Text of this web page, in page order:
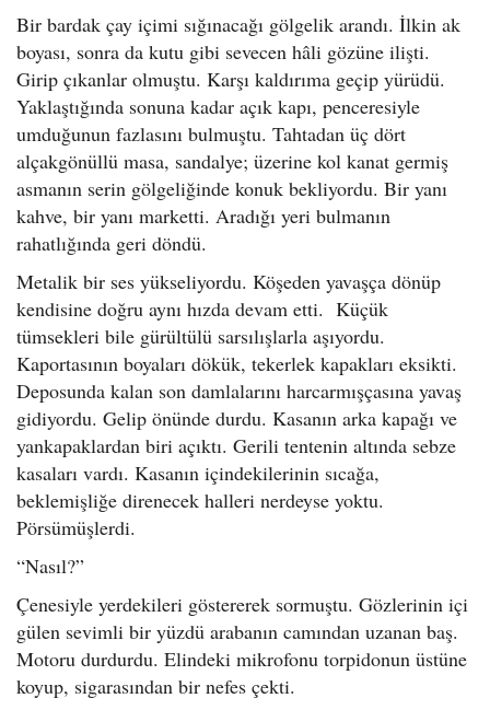
Bir bardak çay içimi sığınacağı gölgelik arandı. İlkin ak
boyası, sonra da kutu gibi sevecen hâli gözüne ilişti.
Girip çıkanlar olmuştu. Karşı kaldırıma geçip yürüdü.
Yaklaştığında sonuna kadar açık kapı, penceresiyle
umduğunun fazlasını bulmuştu. Tahtadan üç dört
alçakgönüllü masa, sandalye; üzerine kol kanat germiş
asmanın serin gölgeliğinde konuk bekliyordu. Bir yanı
kahve, bir yanı marketti. Aradığı yeri bulmanın
rahatlığında geri döndü.
Metalik bir ses yükseliyordu. Köşeden yavaşça dönüp
kendisine doğru aynı hızda devam etti. Küçük
tümsekleri bile gürültülü sarsılışlarla aşıyordu.
Kaportasının boyaları dökük, tekerlek kapakları eksikti.
Deposunda kalan son damlalarını harcarmışçasına yavaş
gidiyordu. Gelip önünde durdu. Kasanın arka kapağı ve
yankapaklardan biri açıktı. Gerili tentenin altında sebze
kasaları vardı. Kasanın içindekilerinin sıcağa,
beklemişliğe direnecek halleri nerdeyse yoktu.
Pörsümüşlerdi.
“Nasıl?”
Çenesiyle yerdekileri göstererek sormuştu. Gözlerinin içi
gülen sevimli bir yüzdü arabanın camından uzanan baş.
Motoru durdurdu. Elindeki mikrofonu torpidonun üstüne
koyup, sigarasından bir nefes çekti.